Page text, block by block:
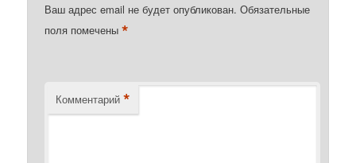
Ваш адрес email не будет опубликован. Обязательные
поля помечены*
Комментарий *